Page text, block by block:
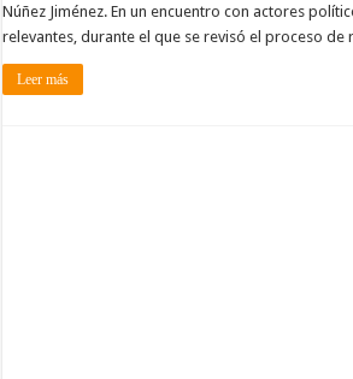
Núñez Jiménez. En un encuentro con actores
relevantes, durante el que se revisó el proceso de
Leer más